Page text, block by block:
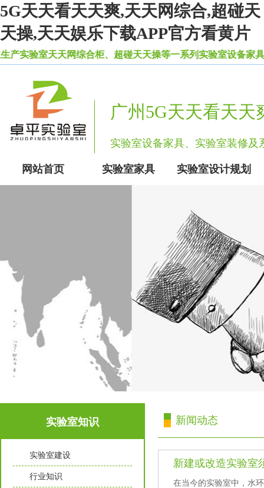
5G天天看天天爽,天天网综合,超碰天
天操,天天娱乐下载APP官方看黄片
验室天天网综合柜、超碰天天操等一系列实验室设备家具
广州5G天天看天
实验室设备家具、实验室装修
网站首页 实验室家具 实验室设计规划
实验室知识
实验室建设
行业知识
新闻动态
新建或改造实验室须
在当今的实验室中，水